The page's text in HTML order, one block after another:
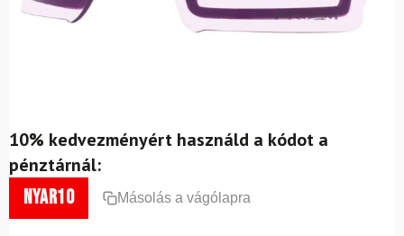
10% kedvezményért használd a kódot a
pénztárnál:
nyar10 Másolás a vágólapra